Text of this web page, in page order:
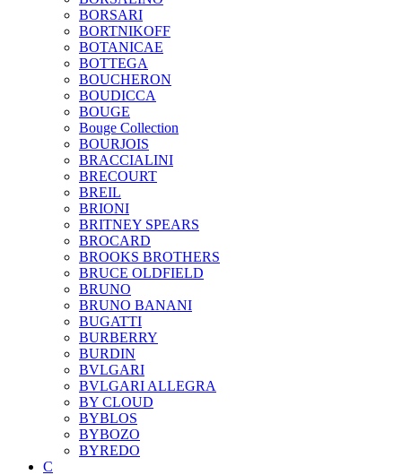
BORSARI
BORTNIKOFF
BOTANICAE
BOTTEGA
BOUCHERON
BOUDICCA
BOUGE
Bouge Collection
BOURJOIS
BRACCIALINI
BRECOURT
BREIL
BRIONI
BRITNEY SPEARS
BROCARD
BROOKS BROTHERS
BRUCE OLDFIELD
BRUNO
BRUNO BANANI
BUGATTI
BURBERRY
BURDIN
BVLGARI
BVLGARI ALLEGRA
BY CLOUD
BYBLOS
BYBOZO
BYREDO
C